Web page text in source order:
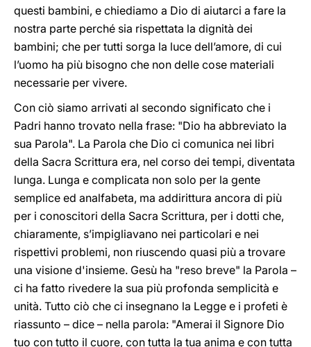
questi bambini, e chiediamo a Dio di aiutarci a fare la
nostra parte perché sia rispettata la dignità dei
bambini; che per tutti sorga la luce dell’amore, di cui
l’uomo ha più bisogno che non delle cose materiali
necessarie per vivere.
Con ciò siamo arrivati al secondo significato che i
Padri hanno trovato nella frase: "Dio ha abbreviato la
sua Parola". La Parola che Dio ci comunica nei libri
della Sacra Scrittura era, nel corso dei tempi, diventata
lunga. Lunga e complicata non solo per la gente
semplice ed analfabeta, ma addirittura ancora di più
per i conoscitori della Sacra Scrittura, per i dotti che,
chiaramente, s’impigliavano nei particolari e nei
rispettivi problemi, non riuscendo quasi più a trovare
una visione d'insieme. Gesù ha "reso breve" la Parola –
ci ha fatto rivedere la sua più profonda semplicità e
unità. Tutto ciò che ci insegnano la Legge e i profeti è
riassunto – dice – nella parola: "Amerai il Signore Dio
tuo con tutto il cuore, con tutta la tua anima e con tutta